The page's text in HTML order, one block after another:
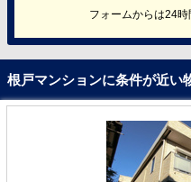
フォームからは24時
根戸マンションに条件が近い